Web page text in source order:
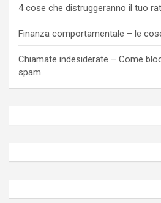
4 cose che distruggeranno il tuo
Finanza comportamentale – le
Chiamate indesiderate – Come
spam